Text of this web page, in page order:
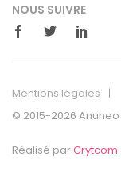
NOUS SUIVRE
Mentions légales
© 2015-2026 Anuneo
Réalisé parCrytcom